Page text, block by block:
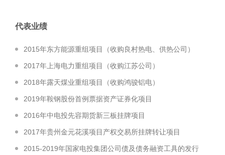
代表业绩
2015年东方能源重组项目（收购良村热电、供热公司）
2017年上海电力重组项目（收购江苏公司）
2018年露天煤业重组项目（收购鸿骏铝电）
2019年鞍钢股份首例票据资产证券化项目
2016年中电投先容期货新三板挂牌项目
2017年贵州金元花溪项目产权交易所挂牌转让项目
2015-2019年国家电投集团公司债及债务融资工具的发行